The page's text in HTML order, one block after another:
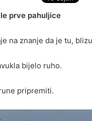
prve pahuljice
na znanje da je tu,
bijelo ruho.
pripremiti.